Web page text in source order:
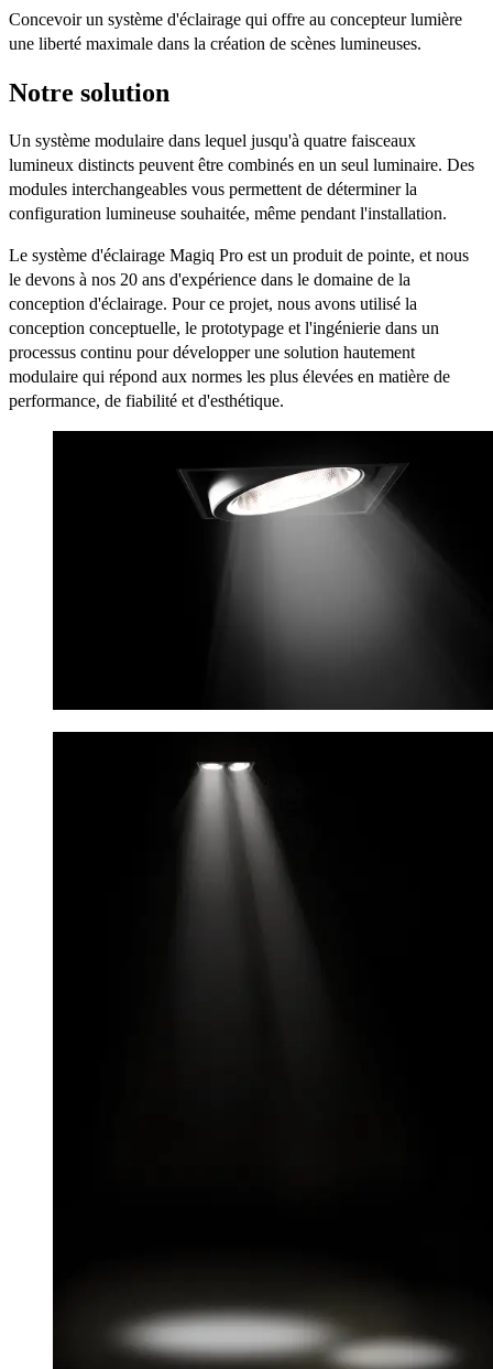
Concevoir un système d'éclairage qui offre au concepteur lumière
une liberté maximale dans la création de scènes lumineuses.
Notre solution
Un système modulaire dans lequel jusqu'à quatre faisceaux
lumineux distincts peuvent être combinés en un seul luminaire. Des
modules interchangeables vous permettent de déterminer la
configuration lumineuse souhaitée, même pendant l'installation.
Le système d'éclairage Magiq Pro est un produit de pointe, et nous
le devons à nos 20 ans d'expérience dans le domaine de la
conception d'éclairage. Pour ce projet, nous avons utilisé la
conception conceptuelle, le prototypage et l'ingénierie dans un
processus continu pour développer une solution hautement
modulaire qui répond aux normes les plus élevées en matière de
performance, de fiabilité et d'esthétique.